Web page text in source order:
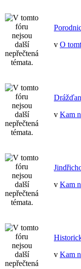
v O
v Kam
v Kam
v Kam